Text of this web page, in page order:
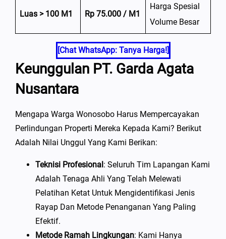
Luas > 100 M1 Rp 75.000 / M1
Harga Spesial
Volume Besar
[Chat WhatsApp: Tanya Harga!]
Keunggulan PT. Garda Agata
Nusantara
Mengapa Warga Wonosobo Harus Mempercayakan
Perlindungan Properti Mereka Kepada Kami? Berikut
Adalah Nilai Unggul Yang Kami Berikan:
Teknisi Profesional : Seluruh Tim Lapangan Kami
Adalah Tenaga Ahli Yang Telah Melewati
Pelatihan Ketat Untuk Mengidentifikasi Jenis
Rayap Dan Metode Penanganan Yang Paling
Efektif.
Metode Ramah Lingkungan: Kami Hanya